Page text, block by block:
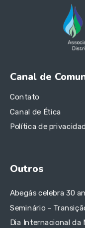
Canal de
Contato
Canal de Ética
Política de
Outros
Abegás celebra 30
Seminário –
Dia Internacional da